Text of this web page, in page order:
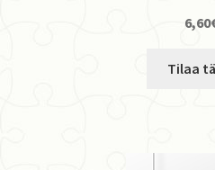
6,60
Tilaa